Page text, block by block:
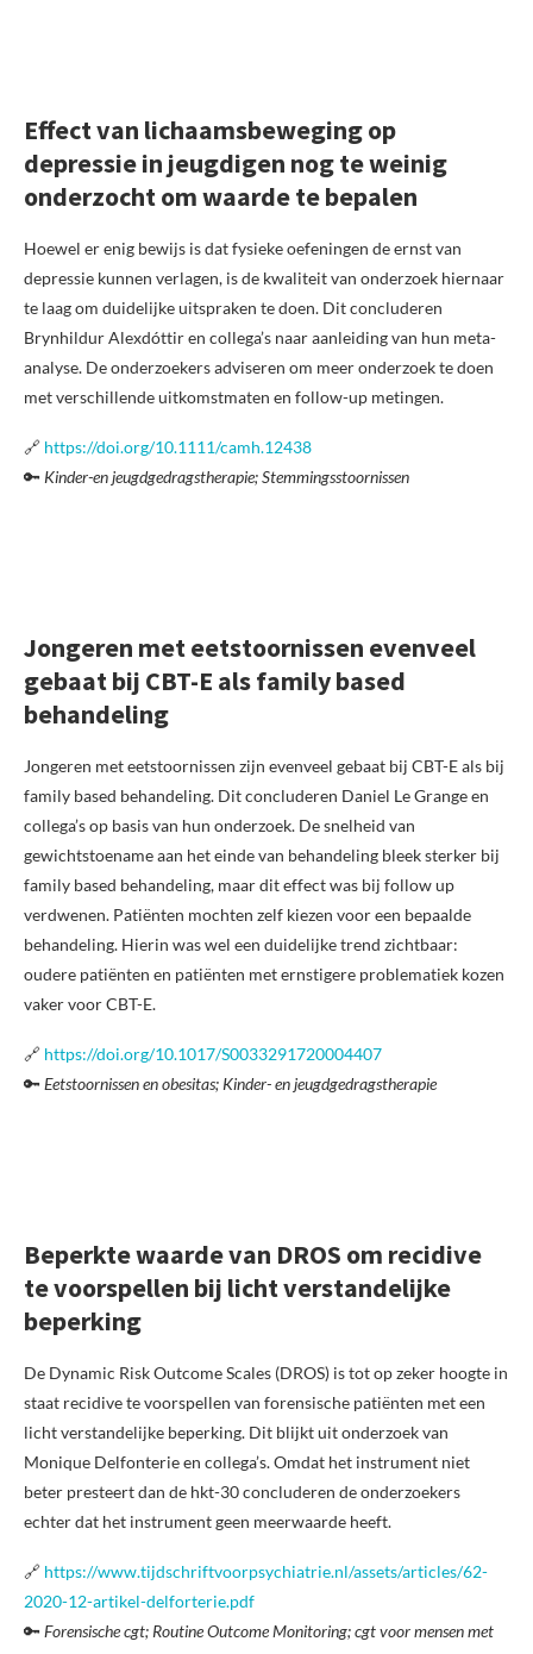
Effect van lichaamsbeweging op
depressie in jeugdigen nog te weinig
onderzocht om waarde te bepalen
Hoewel er enig bewijs is dat fysieke oefeningen de ernst van
depressie kunnen verlagen, is de kwaliteit van onderzoek hiernaar
te laag om duidelijke uitspraken te doen. Dit concluderen
Brynhildur Alexdóttir en collega’s naar aanleiding van hun meta-
analyse. De onderzoekers adviseren om meer onderzoek te doen
met verschillende uitkomstmaten en follow-up metingen.
🔗 https://doi.org/10.1111/camh.12438
🔑 Kinder-en jeugdgedragstherapie; Stemmingsstoornissen
Jongeren met eetstoornissen evenveel
gebaat bij CBT-E als family based
behandeling
Jongeren met eetstoornissen zijn evenveel gebaat bij CBT-E als bij
family based behandeling. Dit concluderen Daniel Le Grange en
collega’s op basis van hun onderzoek. De snelheid van
gewichtstoename aan het einde van behandeling bleek sterker bij
family based behandeling, maar dit effect was bij follow up
verdwenen. Patiënten mochten zelf kiezen voor een bepaalde
behandeling. Hierin was wel een duidelijke trend zichtbaar:
oudere patiënten en patiënten met ernstigere problematiek kozen
vaker voor CBT-E.
🔗 https://doi.org/10.1017/S0033291720004407
🔑Eetstoornissen en obesitas; Kinder- en jeugdgedragstherapie
Beperkte waarde van DROS om recidive
te voorspellen bij licht verstandelijke
beperking
De Dynamic Risk Outcome Scales (DROS) is tot op zeker hoogte in
staat recidive te voorspellen van forensische patiënten met een
licht verstandelijke beperking. Dit blijkt uit onderzoek van
Monique Delfonterie en collega’s. Omdat het instrument niet
beter presteert dan de hkt-30 concluderen de onderzoekers
echter dat het instrument geen meerwaarde heeft.
🔗 https://www.tijdschriftvoorpsychiatrie.nl/assets/articles/62-
2020-12-artikel-delforterie.pdf
🔑Forensische cgt; Routine Outcome Monitoring; cgt voor mensen met